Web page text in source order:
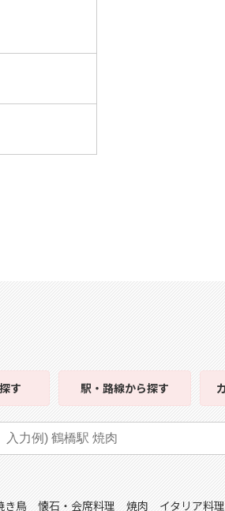
す 駅・路線から探す
き鳥 懐石・会席料理 焼肉 イタリア料理